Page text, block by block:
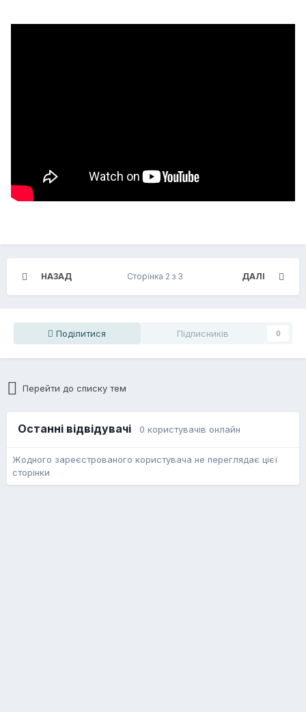
НАЗАД ДАЛІ
Сторінка 2 з 3
Поділитися Підписників 0
Перейти до списку тем
Останні відвідувачі 0 користувачів онлайн
Жодного зареєстрованого користувача не переглядає цієї
сторінки